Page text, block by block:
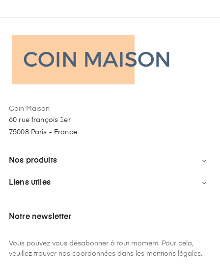
Coin Maison
60 rue françois 1er
75008 Paris - France
Nos produits 
Liens utiles 
Notre newsletter
Vous pouvez vous désabonner à tout moment. Pour cela,
veuillez trouver nos coordonnées dans les mentions légales.